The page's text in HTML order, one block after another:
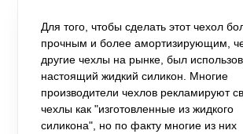
Для того, чтобы сделать этот чехол
прочным и более амортизирующим,
другие чехлы на рынке, был
настоящий жидкий силикон. Многие
производители чехлов рекламируют
чехлы как "изготовленные из жидкого
силикона", но по факту многие из них